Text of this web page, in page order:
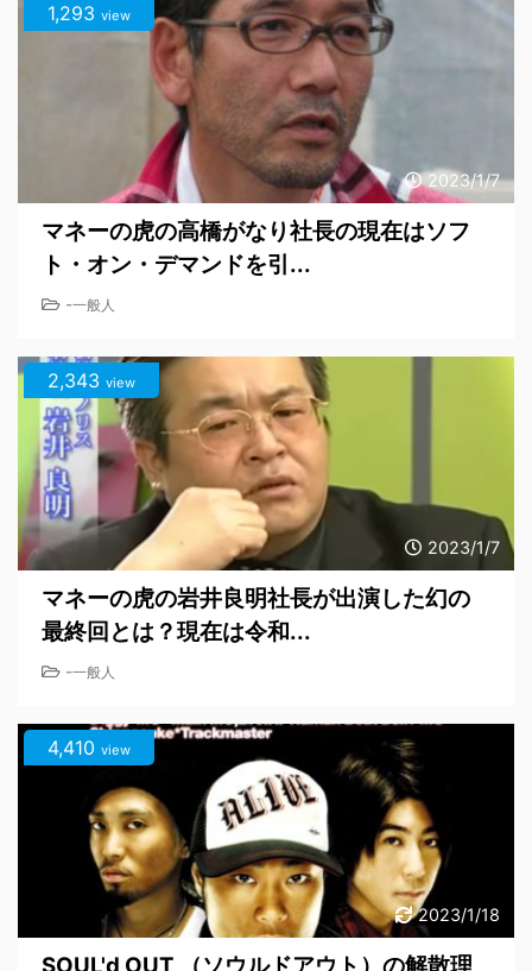
2023/1/7
1,293 view
マネーの虎の高橋がなり社長の現在はソフ
ト・オン・デマンドを引...
-一般人
2023/1/7
2,343 view
マネーの虎の岩井良明社長が出演した幻の
最終回とは？現在は令和...
-一般人
2023/1/18
4,410 view